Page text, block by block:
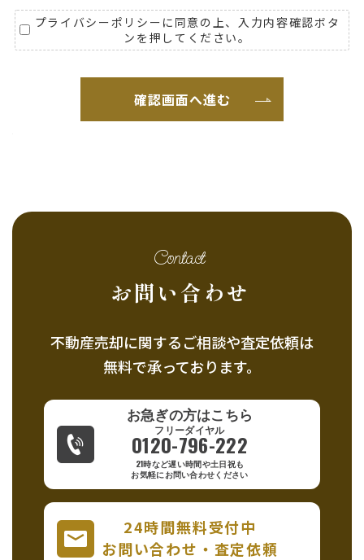
を行い、漏洩、滅失、毀損等の防止に努めると
ともに、継続的な見直しにより、個人情報保護
Ⅱ．個人情報の取り扱いについて
借の代理・媒介、その他これらに付帯する業務
品・住宅ローン・価格査定・家賃保証等の紹
介・情報提供、その他付帯するサービスの提供
②当社提携先の商品・サービスの紹介・情報提
物・電話・電子メール等による営業活動、マー
ケティング活動
（アンケート、キャンペーン等）、市場調査活
④マイナンバー関係事務（マイナンバー等を支
払調書作成事務のために利用）
プライバシーポリシーに同意の上、入力内容確認ボタ
ンを押してください。
Contact
お問い合わせ
不動産売却に関するご相談や査定依頼は
無料で承っております。
お急ぎの方はこちら
0120-796-222
21時など遅い時間や土日祝も
お気軽にお問い合わせください
24時間無料受付中
お問い合わせ・査定依頼